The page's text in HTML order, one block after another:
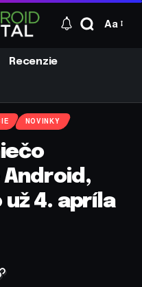
Aa
Recenzie
NOVINKY
4. apríla